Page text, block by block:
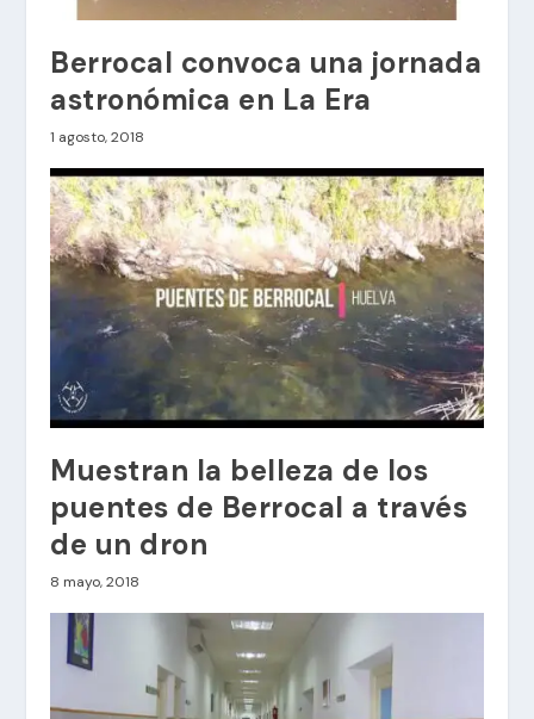
Berrocal convoca una jornada
astronómica en La Era
1 agosto, 2018
Muestran la belleza de los
puentes de Berrocal a través
de un dron
8 mayo, 2018